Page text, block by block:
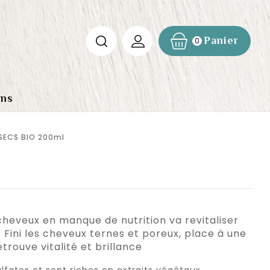
Panier
0
BIO 200ml
en manque de nutrition va revitaliser
les cheveux ternes et poreux, place à une
vitalité et brillance